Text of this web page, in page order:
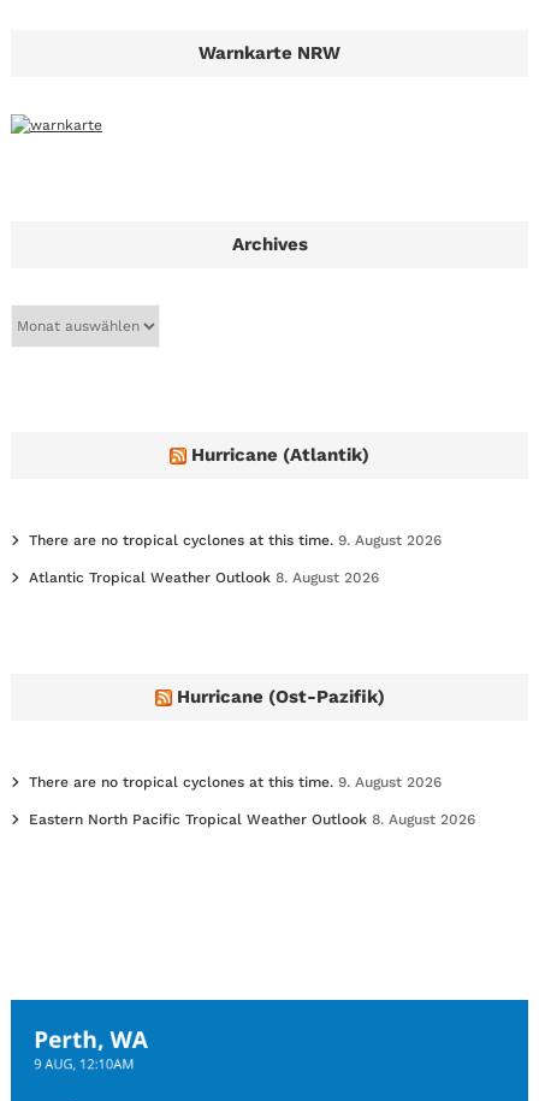
Warnkarte NRW
Archives
Hurricane (Atlantik)
There are no tropical cyclones at this time. 9. August 2026
Atlantic Tropical Weather Outlook 8. August 2026
Hurricane (Ost-Pazifik)
There are no tropical cyclones at this time. 9. August 2026
Eastern North Pacific Tropical Weather Outlook 8. August 2026